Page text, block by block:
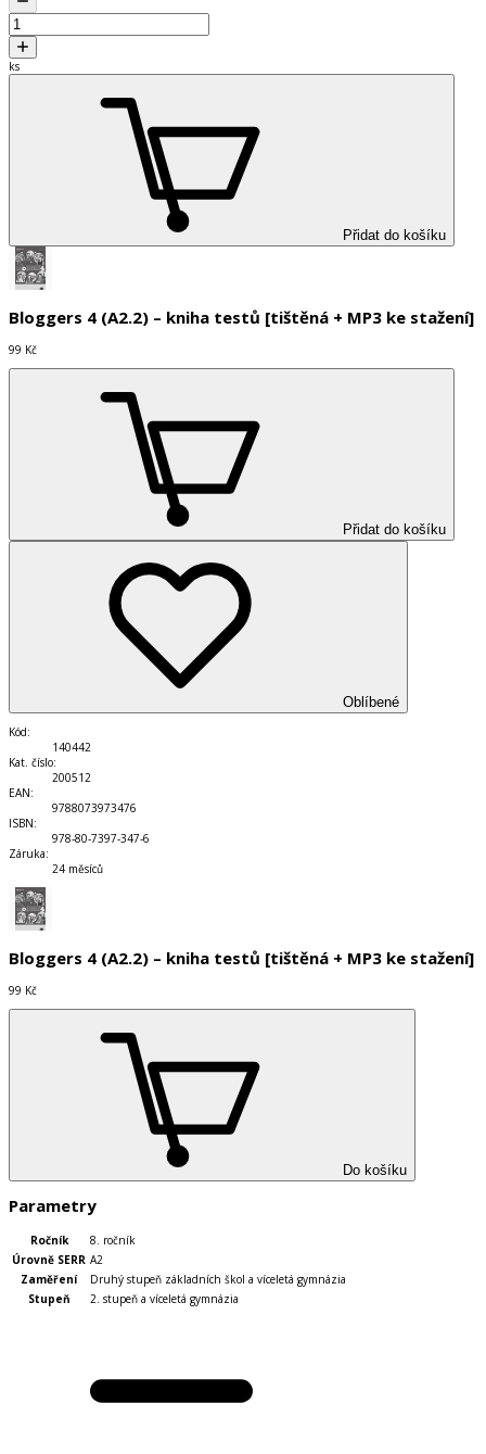
ks
Přidat do košíku
Bloggers 4 (A2.2) – kniha testů [tištěná + MP3 ke stažení]
99 Kč
Přidat do košíku
Oblíbené
Kód:
140442
Kat. číslo:
200512
EAN:
9788073973476
ISBN:
978-80-7397-347-6
Záruka:
24 měsíců
Bloggers 4 (A2.2) – kniha testů [tištěná + MP3 ke stažení]
99 Kč
Do košíku
Parametry
Ročník
8. ročník
Úrovně SERR A2
Zaměření
Druhý stupeň základních škol a víceletá gymnázia
Stupeň
2. stupeň a víceletá gymnázia